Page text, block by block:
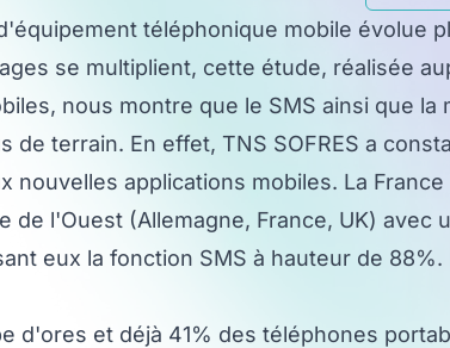
téléphonique mobile évolue
se multiplient, cette étude, réalisée
nous montre que le SMS ainsi que la
de terrain. En effet, TNS SOFRES a
nouvelles applications mobiles. La
de l'Ouest (Allemagne, France, UK) avec
eux la fonction SMS à hauteur de 88%.
d'ores et déjà 41% des téléphones